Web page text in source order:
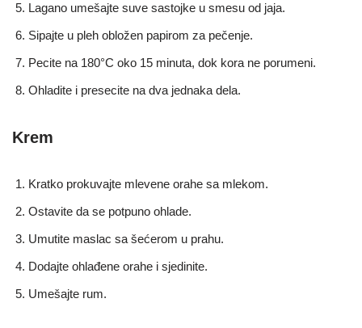
Lagano umešajte suve sastojke u smesu od jaja.
Sipajte u pleh obložen papirom za pečenje.
Pecite na 180°C oko 15 minuta, dok kora ne porumeni.
Ohladite i presecite na dva jednaka dela.
Krem
Kratko prokuvajte mlevene orahe sa mlekom.
Ostavite da se potpuno ohlade.
Umutite maslac sa šećerom u prahu.
Dodajte ohlađene orahe i sjedinite.
Umešajte rum.